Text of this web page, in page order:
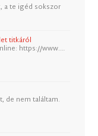
a te igéd sokszor
titkáról
https://www.…
de nem találtam.